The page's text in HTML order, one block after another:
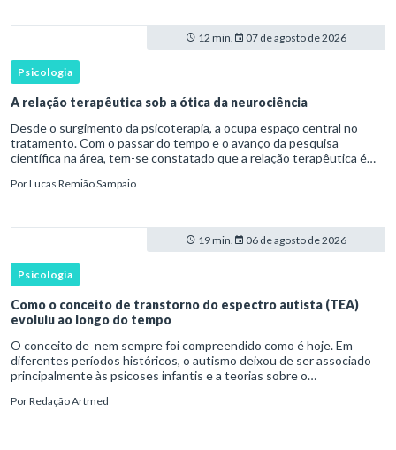
12 min. 07 de agosto de 2026
Psicologia
A relação terapêutica sob a ótica da neurociência
Desde o surgimento da psicoterapia, a ocupa espaço central no
tratamento. Com o passar do tempo e o avanço da pesquisa
científica na área, tem-se constatado que a relação terapêutica é
PorLucas Remião Sampaio
19 min. 06 de agosto de 2026
Psicologia
Como o conceito de transtorno do espectro autista (TEA)
evoluiu ao longo do tempo
O conceito de nem sempre foi compreendido como é hoje. Em
diferentes períodos históricos, o autismo deixou de ser associado
principalmente às psicoses infantis e a teorias sobre o
transtorno do des
PorRedação Artmed